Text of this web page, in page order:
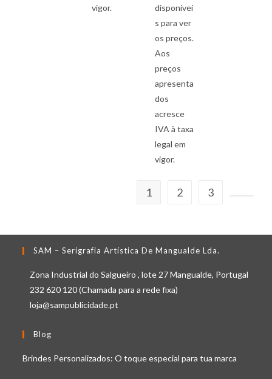
vigor.
disponívei
s para ver
os preços.
Aos
preços
apresenta
dos
acresce
IVA à taxa
legal em
vigor.
1 2 3
SAM – Serigrafia Artística De Mangualde Lda.
Zona Industrial do Salgueiro , lote 27 Mangualde, Portugal
232 620 120 (Chamada para a rede fixa)
loja@sampublicidade.pt
Blog
Brindes Personalizados: O toque especial para tua marca